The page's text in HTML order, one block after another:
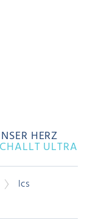
HERZ
ULTRA
lcs